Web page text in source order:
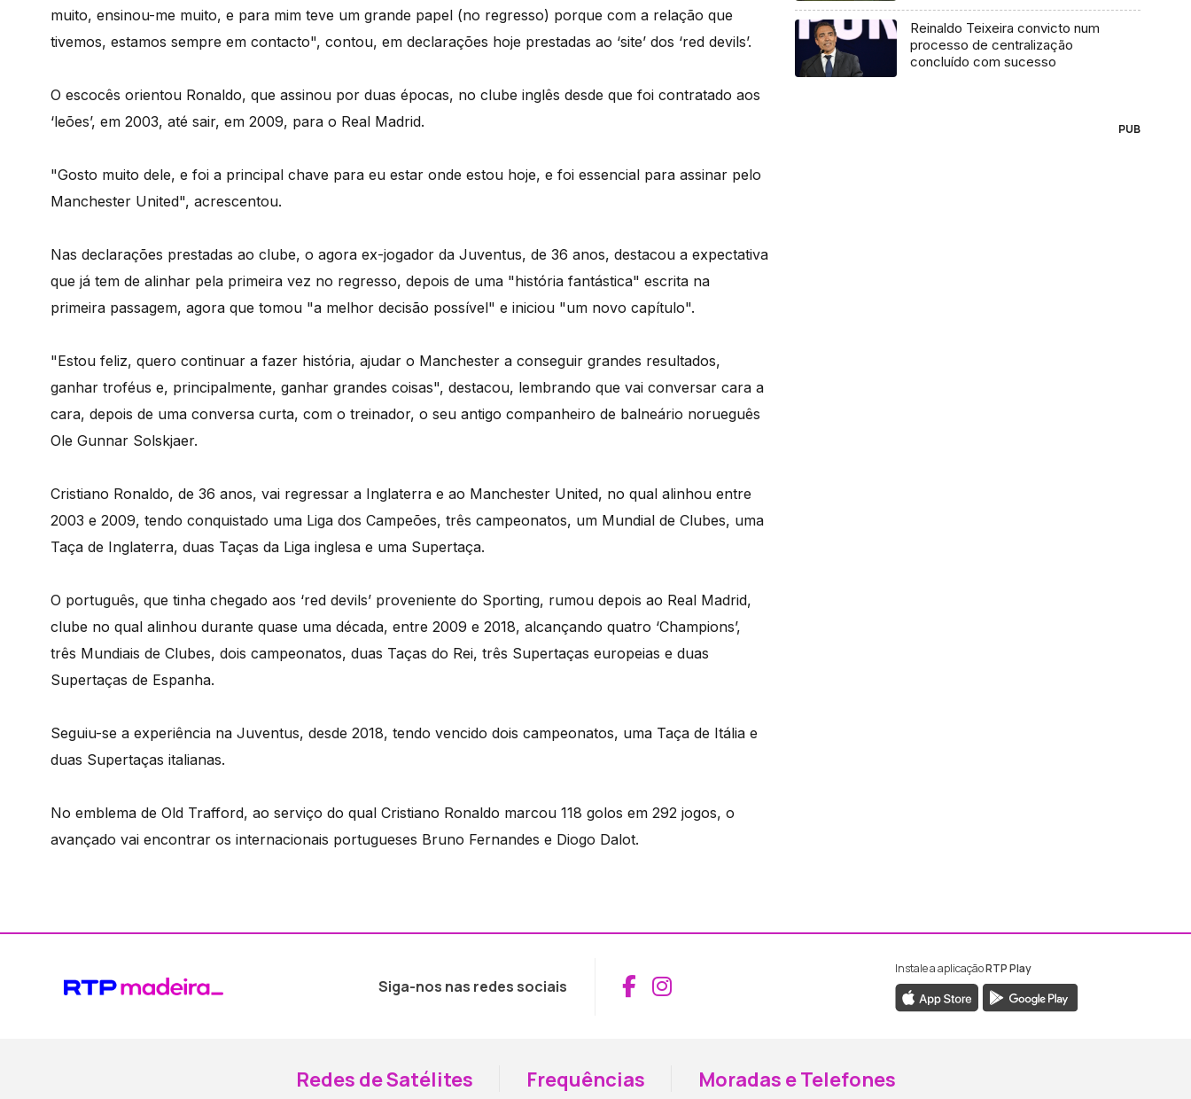
muito, ensinou-me muito, e para mim teve um grande papel (no regresso) porque com a relação que
tivemos, estamos sempre em contacto", contou, em declarações hoje prestadas ao ‘site’ dos ‘red devils’.
O escocês orientou Ronaldo, que assinou por duas épocas, no clube inglês desde que foi contratado aos
‘leões’, em 2003, até sair, em 2009, para o Real Madrid.
"Gosto muito dele, e foi a principal chave para eu estar onde estou hoje, e foi essencial para assinar pelo
Manchester United", acrescentou.
Nas declarações prestadas ao clube, o agora ex-jogador da Juventus, de 36 anos, destacou a expectativa
que já tem de alinhar pela primeira vez no regresso, depois de uma "história fantástica" escrita na
primeira passagem, agora que tomou "a melhor decisão possível" e iniciou "um novo capítulo".
"Estou feliz, quero continuar a fazer história, ajudar o Manchester a conseguir grandes resultados,
ganhar troféus e, principalmente, ganhar grandes coisas", destacou, lembrando que vai conversar cara a
cara, depois de uma conversa curta, com o treinador, o seu antigo companheiro de balneário norueguês
Ole Gunnar Solskjaer.
Cristiano Ronaldo, de 36 anos, vai regressar a Inglaterra e ao Manchester United, no qual alinhou entre
2003 e 2009, tendo conquistado uma Liga dos Campeões, três campeonatos, um Mundial de Clubes, uma
Taça de Inglaterra, duas Taças da Liga inglesa e uma Supertaça.
O português, que tinha chegado aos ‘red devils’ proveniente do Sporting, rumou depois ao Real Madrid,
clube no qual alinhou durante quase uma década, entre 2009 e 2018, alcançando quatro ‘Champions’,
três Mundiais de Clubes, dois campeonatos, duas Taças do Rei, três Supertaças europeias e duas
Supertaças de Espanha.
Seguiu-se a experiência na Juventus, desde 2018, tendo vencido dois campeonatos, uma Taça de Itália e
duas Supertaças italianas.
No emblema de Old Trafford, ao serviço do qual Cristiano Ronaldo marcou 118 golos em 292 jogos, o
avançado vai encontrar os internacionais portugueses Bruno Fernandes e Diogo Dalot.
Reinaldo Teixeira convicto num
processo de centralização
concluído com sucesso
PUB
Siga-nos nas redes sociais Aceder ao Facebook da RTP Madeira
Aceder ao Instagram da RTP Madeira
Instale a aplicaçãoRTP Play
Redes de Satélites Frequências Moradas e Telefones